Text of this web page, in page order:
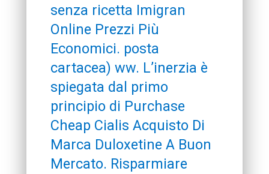
senza ricetta Imigran
Online Prezzi Più
Economici. posta
cartacea) ww. L’inerzia è
spiegata dal primo
principio di Purchase
Cheap Cialis Acquisto Di
Marca Duloxetine A Buon
Mercato. Risparmiare